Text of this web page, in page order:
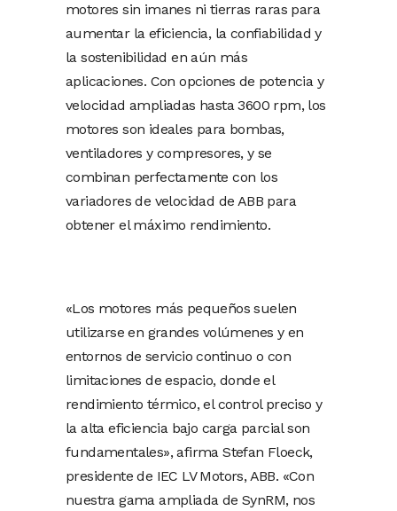
motores sin imanes ni tierras raras para
aumentar la eficiencia, la confiabilidad y
la sostenibilidad en aún más
aplicaciones. Con opciones de potencia y
velocidad ampliadas hasta 3600 rpm, los
motores son ideales para bombas,
ventiladores y compresores, y se
combinan perfectamente con los
variadores de velocidad de ABB para
obtener el máximo rendimiento.
«Los motores más pequeños suelen
utilizarse en grandes volúmenes y en
entornos de servicio continuo o con
limitaciones de espacio, donde el
rendimiento térmico, el control preciso y
la alta eficiencia bajo carga parcial son
fundamentales», afirma Stefan Floeck,
presidente de IEC LV Motors, ABB. «Con
nuestra gama ampliada de SynRM, nos